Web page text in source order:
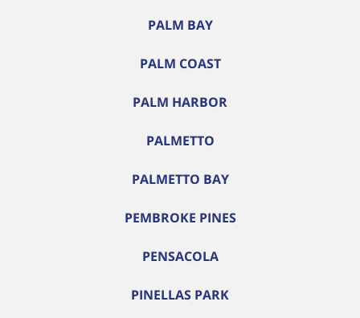
PALM BAY
PALM COAST
PALM HARBOR
PALMETTO
PALMETTO BAY
PEMBROKE PINES
PENSACOLA
PINELLAS PARK